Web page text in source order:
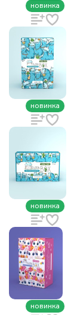
новинка
новинка
новинка
новинка